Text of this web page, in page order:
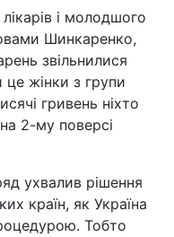
і молодшого
Шинкаренко,
звільнилися
жінки з групи
гривень ніхто
2-му поверсі
ухвалив рішення
країн, як Україна
Тобто